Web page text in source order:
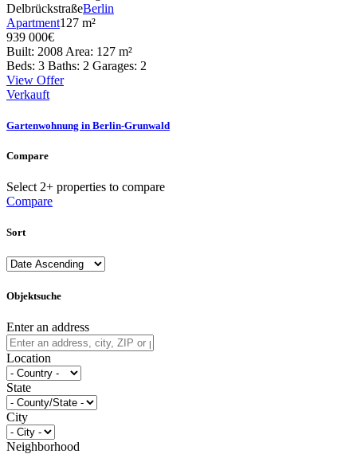
DelbrückstraßeBerlin
Apartment127 m²
939 000€
Built: 2008 Area: 127 m²
Beds: 3 Baths: 2 Garages: 2
View Offer
Verkauft
Gartenwohnung in Berlin-Grunwald
Compare
Select 2+ properties to compare
Compare
Sort
Objektsuche
Enter an address
Location
State
City
Neighborhood